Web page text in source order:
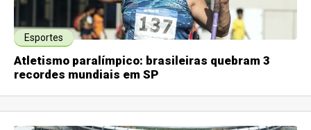
Esportes
Atletismo paralímpico: brasileiras quebram 3
recordes mundiais em SP